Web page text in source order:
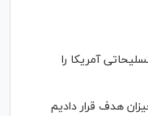
آمریکا را
هدف قرار دادیم